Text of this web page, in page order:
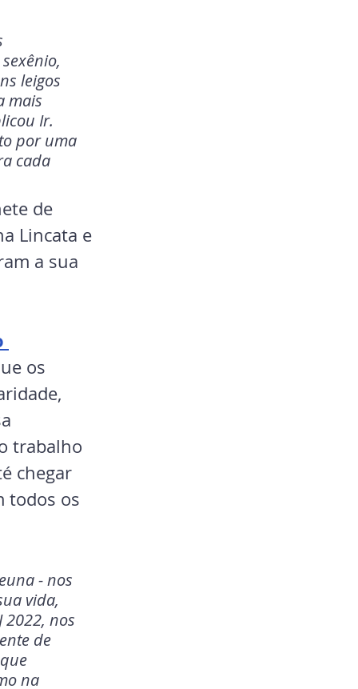
leigos
mais
Ir.
por uma
cada
de
Lincata e
a sua
os
trabalho
chegar
todos os
- nos
vida,
2022, nos
de
na